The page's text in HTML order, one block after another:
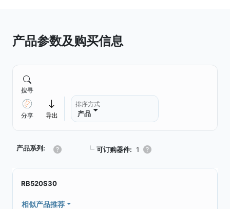
产品参数及购买信息
搜寻
分享 导出
排序方式
产品
产品系列: ┗ 可订购器件: 1
RB520S30
相似产品推荐